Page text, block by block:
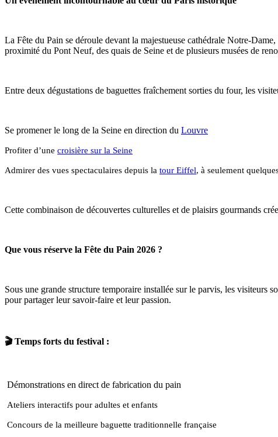
La Fête du Pain se déroule devant la majestueuse cathédrale Notre-
proximité du Pont Neuf, des quais de Seine et de plusieurs musées de
Entre deux dégustations de baguettes fraîchement sorties du four, les
Se promener le long de la Seine en direction du Louvre
Profiter d’une croisière sur la Seine
Admirer des vues spectaculaires depuis la tour Eiffel, à seulement
Cette combinaison de découvertes culturelles et de plaisirs gourmands
Que vous réserve la Fête du Pain 2026 ?
Sous une grande structure temporaire installée sur le parvis, les visiteurs
pour partager leur savoir-faire et leur passion.
🎬 Temps forts du festival :
Démonstrations en direct de fabrication du pain
Ateliers interactifs pour adultes et enfants
Concours de la meilleure baguette traditionnelle française